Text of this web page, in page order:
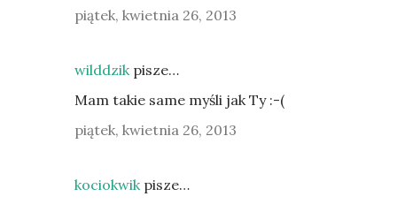
piątek, kwietnia 26, 2013
wilddzik pisze…
Mam takie same myśli jak Ty :-(
piątek, kwietnia 26, 2013
kociokwik pisze…